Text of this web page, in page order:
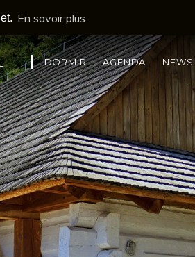
En savoir plus
DORMIR AGENDA NEWS